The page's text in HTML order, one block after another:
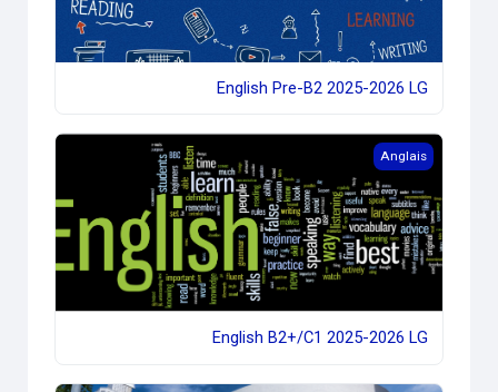
English Pre-B2 2025-2026 LG
English B2+/C1 2025-2026 LG
Anglais
English B2+/C1 2025-2026 LG